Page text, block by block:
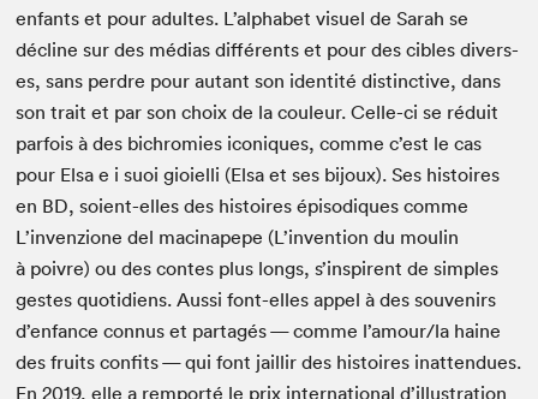
enfants et pour adultes. L’alphabet visuel de Sarah se
décline sur des médias dif­férents et pour des cibles divers­
es, sans per­dre pour autant son iden­tité dis­tinc­tive, dans
son trait et par son choix de la couleur. Celle-ci se réduit
par­fois à des bichromies iconiques, comme c’est le cas
pour Elsa e i suoi gioiel­li (Elsa et ses bijoux). Ses his­toires
en BD, soient-elles des his­toires épisodiques comme
L’invenzione del maci­napepe (L’invention du moulin
à poivre) ou des con­tes plus longs, s’inspirent de sim­ples
gestes quo­ti­di­ens. Aus­si font-elles appel à des sou­venirs
d’enfance con­nus et partagés — comme l’amour/la haine
des fruits con­fits — qui font jail­lir des his­toires inat­ten­dues.
En2019, elle a rem­porté le prix inter­na­tion­al d’illustration